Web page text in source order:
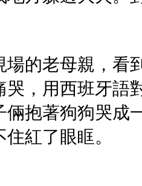
場的老母親，看
哭，用西班牙語
倆抱著狗狗哭成
紅了眼眶。